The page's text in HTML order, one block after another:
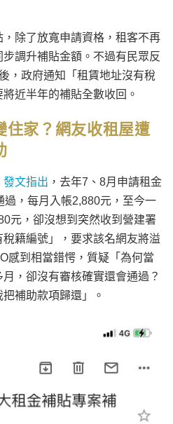
除了放寬申請資格，租客不再
調升補貼金額。不過有民眾反
，政府通知「租賃地址沒有稅
近半年的補貼全數收回。
住家？網友收租屋遭
發文指出 ，去年7、8月申請租金
過，每月入帳2,880元，至今一
元，卻沒想到突然收到營建署
籍編號」，要求該名網友將溢
感到相當錯愕，質疑「為何當
，卻沒有審核確實還會通過？
補助款項歸還」。